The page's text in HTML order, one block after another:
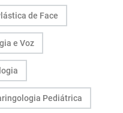
de Face
e Voz
Pediátrica